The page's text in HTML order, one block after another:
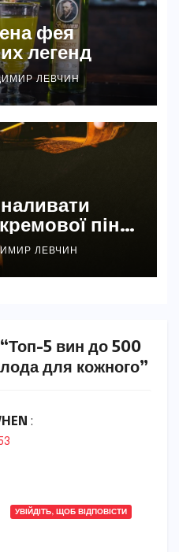
фея
легенд
ЛЕВЧИН
піни
ЛЕВЧИН
5 вин до 500
для кожного”
:
УВІЙДІТЬ, ЩОБ ВІДПОВІСТИ